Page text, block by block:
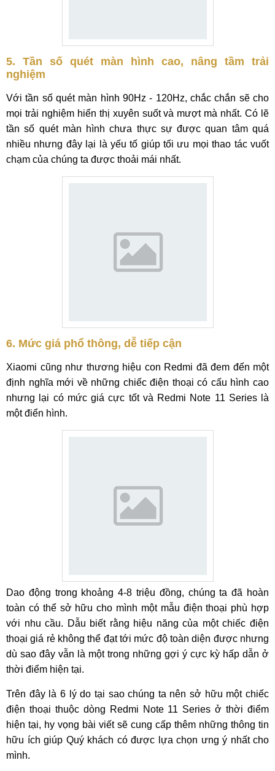
5. Tần số quét màn hình cao, nâng tầm trải
nghiệm
Với tần số quét màn hình 90Hz - 120Hz, chắc chắn sẽ cho
mọi trải nghiệm hiển thị xuyên suốt và mượt mà nhất. Có lẽ
tần số quét màn hình chưa thực sự được quan tâm quá
nhiều nhưng đây lại là yếu tố giúp tối ưu mọi thao tác vuốt
chạm của chúng ta được thoải mái nhất.
6. Mức giá phổ thông, dễ tiếp cận
Xiaomi cũng như thương hiệu con Redmi đã đem đến một
định nghĩa mới về những chiếc điện thoại có cấu hình cao
nhưng lại có mức giá cực tốt và Redmi Note 11 Series là
một điển hình.
Dao động trong khoảng 4-8 triệu đồng, chúng ta đã hoàn
toàn có thể sở hữu cho mình một mẫu điện thoại phù hợp
với nhu cầu. Dẫu biết rằng hiệu năng của một chiếc điện
thoại giá rẻ không thể đạt tới mức độ toàn diện được nhưng
dù sao đây vẫn là một trong những gợi ý cực kỳ hấp dẫn ở
thời điểm hiện tại.
Trên đây là 6 lý do tại sao chúng ta nên sở hữu một chiếc
điện thoại thuộc dòng Redmi Note 11 Series ở thời điểm
hiện tại, hy vọng bài viết sẽ cung cấp thêm những thông tin
hữu ích giúp Quý khách có được lựa chọn ưng ý nhất cho
mình.